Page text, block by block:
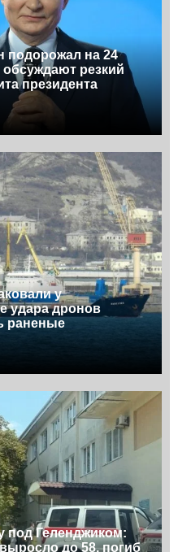
подорожал на 24
резкий
президента
у
удара дронов
раненые
под Геленджиком:
до 58, погиб